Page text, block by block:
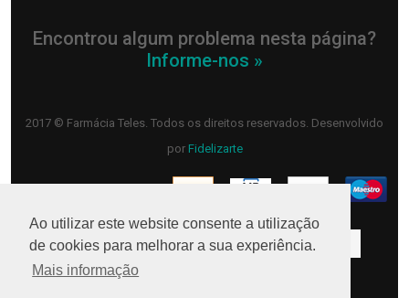
Ao utilizar este website consente a utilização
de cookies para melhorar a sua experiência.
Mais informação
Encontrou algum problema nesta página?
Informe-nos »
2017 © Farmácia Teles. Todos os direitos reservados. Desenvolvido
por Fidelizarte
Higiene oral Hidratação Rosto Lavagem
Cabelo